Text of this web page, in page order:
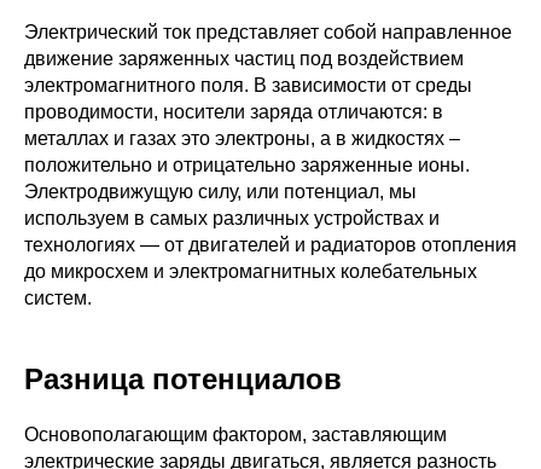
Электрический ток представляет собой направленное
движение заряженных частиц под воздействием
электромагнитного поля. В зависимости от среды
проводимости, носители заряда отличаются: в
металлах и газах это электроны, а в жидкостях –
положительно и отрицательно заряженные ионы.
Электродвижущую силу, или потенциал, мы
используем в самых различных устройствах и
технологиях — от двигателей и радиаторов отопления
до микросхем и электромагнитных колебательных
систем.
Разница потенциалов
Основополагающим фактором, заставляющим
электрические заряды двигаться, является разность